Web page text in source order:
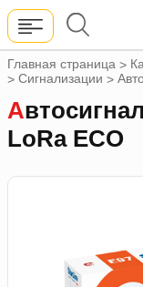
Главная страница >
> Сигнализации >
Автосигнализация STARLINE E97
LoRa ECO